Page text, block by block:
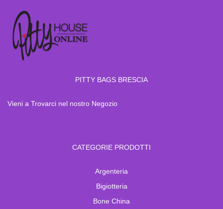
PITTY BAGS BRESCIA
Vieni a Trovarci nel nostro Negozio
CATEGORIE PRODOTTI
Argenteria
Bigiotteria
Bone China